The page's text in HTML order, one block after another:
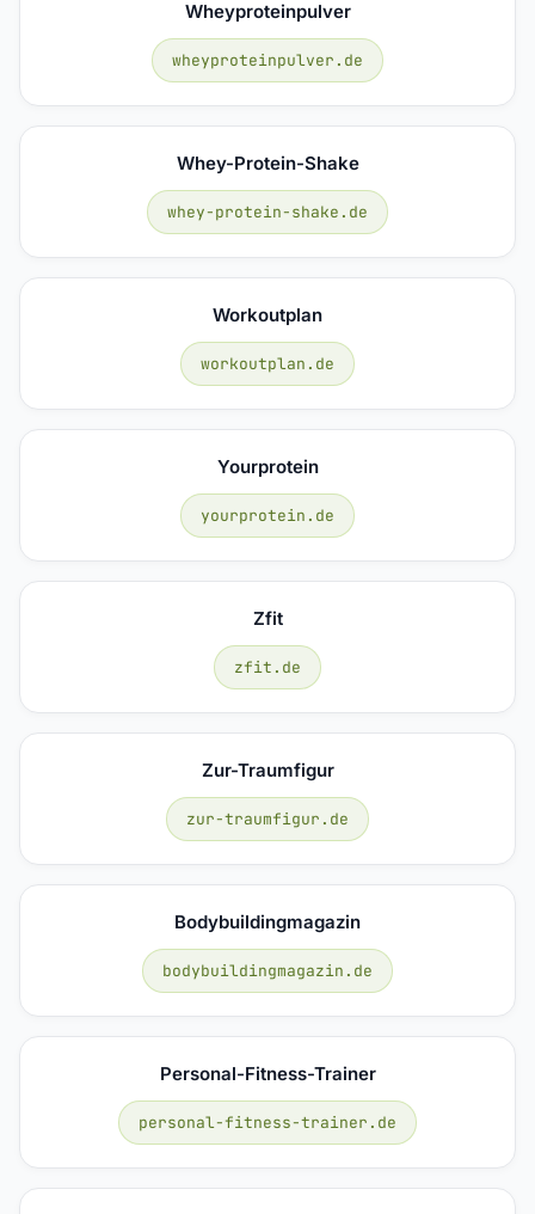
Wheyproteinpulver
wheyproteinpulver.de
Whey-Protein-Shake
whey-protein-shake.de
Workoutplan
workoutplan.de
Yourprotein
yourprotein.de
Zfit
zfit.de
Zur-Traumfigur
zur-traumfigur.de
Bodybuildingmagazin
bodybuildingmagazin.de
Personal-Fitness-Trainer
personal-fitness-trainer.de